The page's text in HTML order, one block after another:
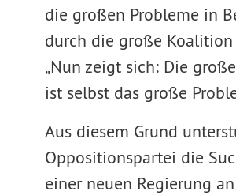
die großen Probleme in
durch die große Koalition
„Nun zeigt sich: Die
ist selbst das große
Aus diesem Grund
Oppositionspartei die
einer neuen Regierung